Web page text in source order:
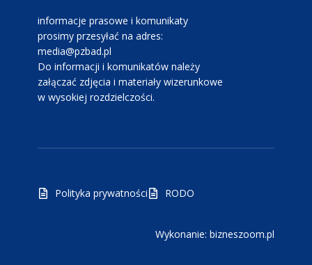
informacje prasowe i komunikaty
prosimy przesyłać na adres:
media@pzbad.pl
Do informacji i komunikatów należy
załączać zdjęcia i materiały wizerunkowe
w wysokiej rozdzielczości.
Polityka prywatności RODO
Wykonanie: bizneszoom.pl